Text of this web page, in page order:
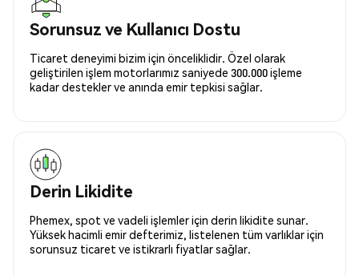
Sorunsuz ve Kullanıcı Dostu
Ticaret deneyimi bizim için önceliklidir. Özel olarak
geliştirilen işlem motorlarımız saniyede 300.000 işleme
kadar destekler ve anında emir tepkisi sağlar.
Derin Likidite
Phemex, spot ve vadeli işlemler için derin likidite sunar.
Yüksek hacimli emir defterimiz, listelenen tüm varlıklar için
sorunsuz ticaret ve istikrarlı fiyatlar sağlar.